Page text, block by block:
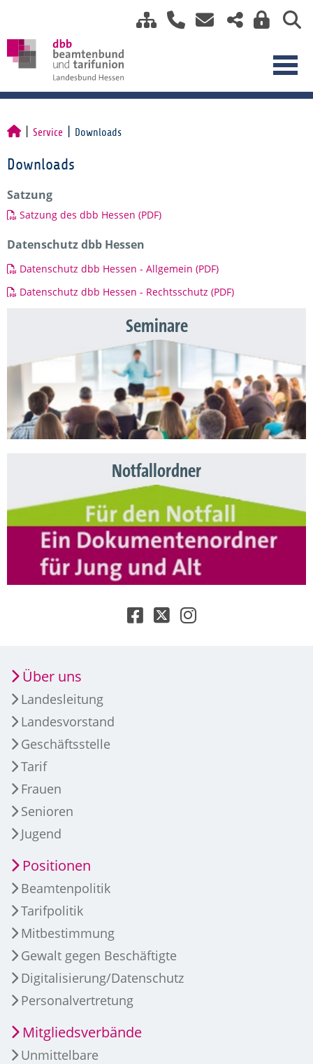
Service Downloads
Downloads
Satzung
Satzung des dbb Hessen (PDF)
Datenschutz dbb Hessen
Datenschutz dbb Hessen - Allgemein (PDF)
Datenschutz dbb Hessen - Rechtsschutz (PDF)
Seminare
Notfallordner
Über uns
Landesleitung
Landesvorstand
Geschäftsstelle
Tarif
Frauen
Senioren
Jugend
Positionen
Beamtenpolitik
Tarifpolitik
Mitbestimmung
Gewalt gegen Beschäftigte
Digitalisierung/Datenschutz
Personalvertretung
Mitgliedsverbände
Unmittelbare